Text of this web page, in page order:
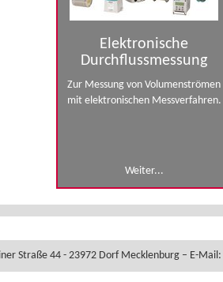
Elektronische
Durchflussmessung
Zur Messung von Volumenströmen
mit elektronischen Messverfahren.
Weiter...
Straße 44 - 23972 Dorf Mecklenburg – E-Mail: